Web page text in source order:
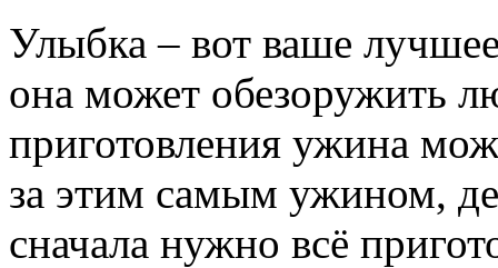
Улыбка – вот ваше
она может обезоружить
приготовления ужина
за этим самым ужином,
сначала нужно всё